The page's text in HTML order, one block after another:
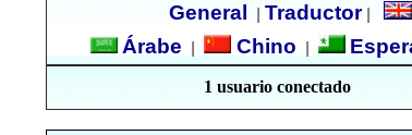
General
Traductor|
Árabe
Chino
1 usuario conectado